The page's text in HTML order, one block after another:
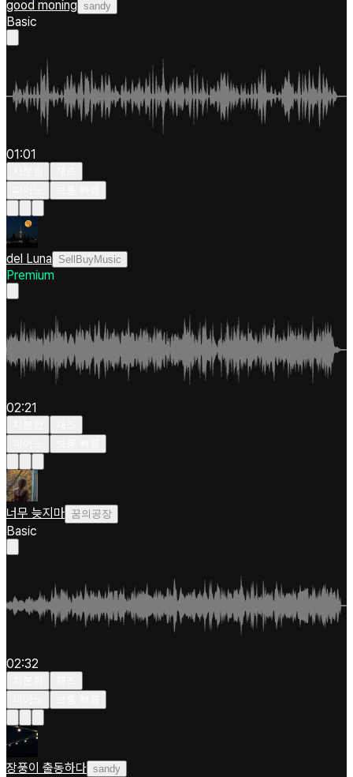
good moning sandy
Basic
01:01
del Luna SellBuyMusic
Premium
02:21
너무 늦지마 꿈의공장
Basic
02:32
장풍이 출동하다 sandy